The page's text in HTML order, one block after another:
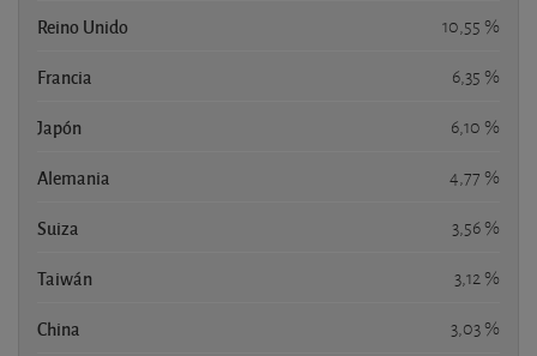
Reino Unido 10,55 %
Francia 6,35 %
Japón 6,10 %
Alemania 4,77 %
Suiza 3,56 %
Taiwán 3,12 %
China 3,03 %